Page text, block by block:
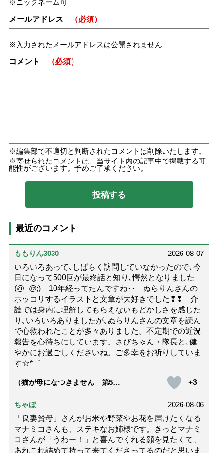
ニックネーム可
メールアドレス （必須）
入力されたメールアドレスは公開されません
コメント （必須）
編集部で不適切と判断されたコメントは削除いたします。
寄せられたコメントは、当サイト内の記事中で掲載する可
能性がございます。予めご了承ください。
最近のコメント
ももりん3030
2026-08-07
いろいろあって､しばらく訪問していなかったので､今
日になって500回が最終話と知り､愕然となりました
(@_@;) 10年経ってたんですね･･ ぬらりんさんの
ホッコリするイラストと文章が大好きでした❢❢ 介
護では身内に理解してもらえないもどかしさを感じた
り､いろいろありましたが､ぬらりんさんの文章を読ん
で心救われたことが多々ありました。不定期での近況
報告を心待ちにしています。さびちゃん・隊長と､健
やかにお過ごしくださいね。ご多幸をお祈りしていま
す☆*゜
（猫が母になつきません 第500
+3
ちゃぼ
2026-08-06
「良妻賢母」さんがお米や野菜やお花を届けたくなる
マナミコさんも、ステキなお姉様です。きっとマナミ
コさんが「うわー！」と喜んでくれる顔を見たくて、
あれこれ詰めて持って来てくださってるのだと思いま